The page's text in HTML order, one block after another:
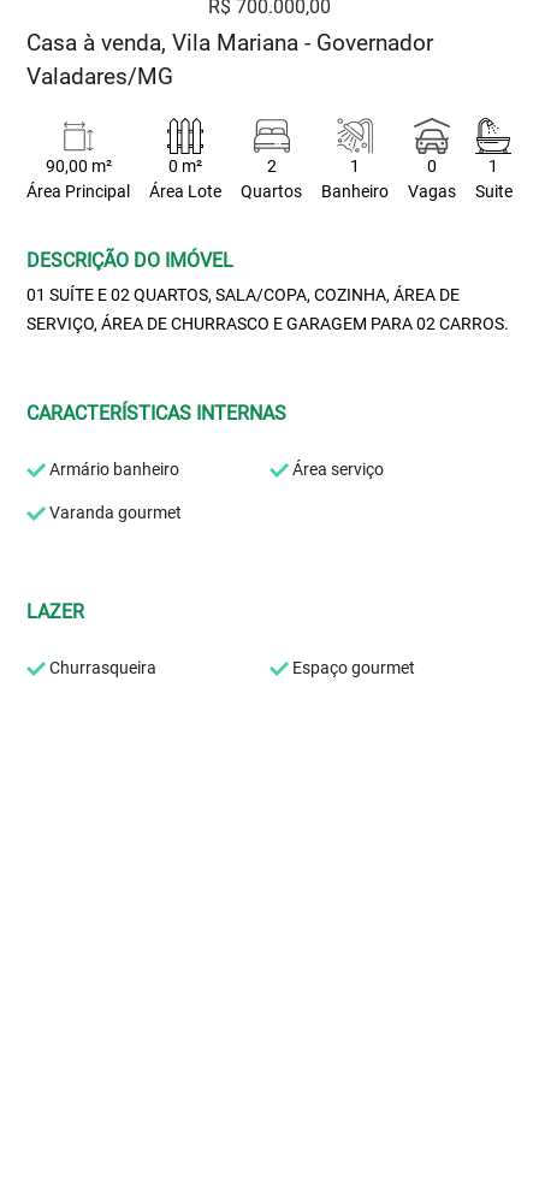
R$ 700.000,00
Casa à venda, Vila Mariana - Governador
Valadares/MG
90,00 m²
Área Principal
0 m²
Área Lote
2
Quartos
1
Banheiro
0
Vagas
1
Suite
DESCRIÇÃO DO IMÓVEL
01 SUÍTE E 02 QUARTOS, SALA/COPA, COZINHA, ÁREA DE
SERVIÇO, ÁREA DE CHURRASCO E GARAGEM PARA 02 CARROS.
CARACTERÍSTICAS INTERNAS
Armário banheiro Área serviço
Varanda gourmet
LAZER
Churrasqueira Espaço gourmet